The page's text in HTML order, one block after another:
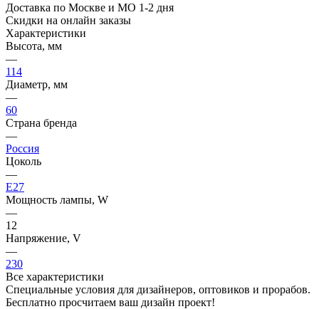
Доставка по Москве и МО 1-2 дня
Скидки на онлайн заказы
Характеристики
Высота, мм
—
114
Диаметр, мм
—
60
Страна бренда
—
Россия
Цоколь
—
E27
Мощность лампы, W
—
12
Напряжение, V
—
230
Все характеристики
Специальные условия для дизайнеров, оптовиков и прорабов.
Бесплатно просчитаем ваш дизайн проект!